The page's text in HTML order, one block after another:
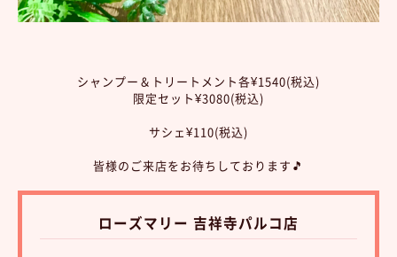
シャンプー＆トリートメント各¥1540(税込)
限定セット¥3080(税込)
サシェ¥110(税込)
皆様のご来店をお待ちしております🎵
ローズマリー 吉祥寺パルコ店